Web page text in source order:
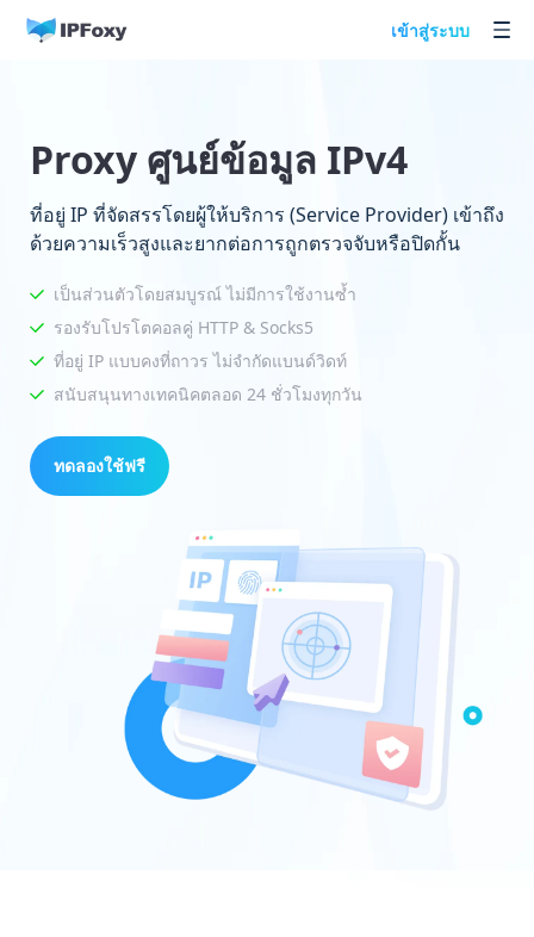
เข้าสู่ระบบ
Proxy ศูนย์ข้อมูล IPv4
ที่อยู่ IP ที่จัดสรรโดยผู้ให้บริการ (Service Provider) เข้าถึง
ด้วยความเร็วสูงและยากต่อการถูกตรวจจับหรือปิดกั้น
เป็นส่วนตัวโดยสมบูรณ์ ไม่มีการใช้งานซ้ำ
รองรับโปรโตคอลคู่ HTTP & Socks5
ที่อยู่ IP แบบคงที่ถาวร ไม่จำกัดแบนด์วิดท์
สนับสนุนทางเทคนิคตลอด 24 ชั่วโมงทุกวัน
ทดลองใช้ฟรี